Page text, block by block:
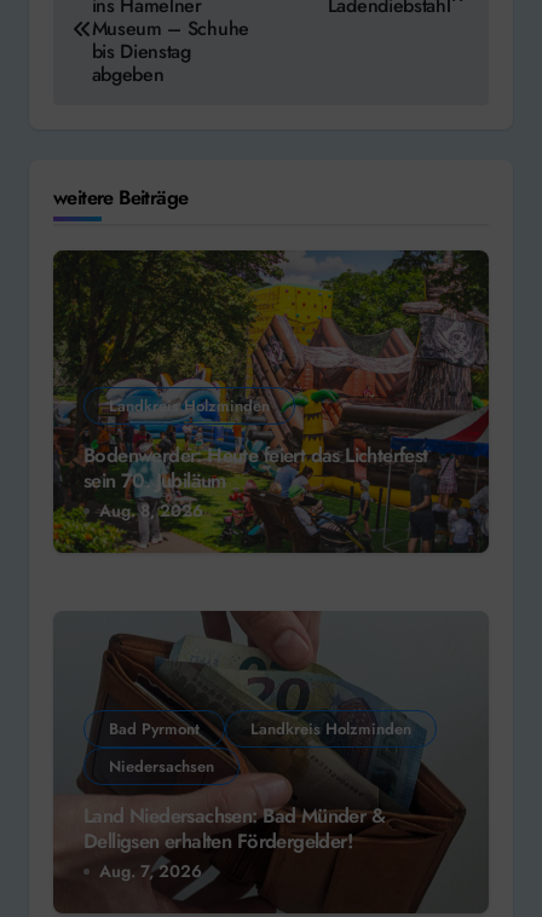
ins Hamelner
Museum – Schuhe
bis Dienstag
abgeben
Ladendiebstahl
weitere Beiträge
Landkreis Holzminden
Bodenwerder: Heute feiert das Lichterfest
sein 70. Jubiläum
Aug. 8, 2026
Bad Pyrmont
Landkreis Holzminden
Niedersachsen
Land Niedersachsen: Bad Münder &
Delligsen erhalten Fördergelder!
Aug. 7, 2026